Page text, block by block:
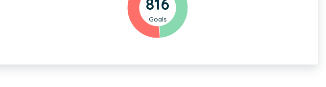
816
Goals